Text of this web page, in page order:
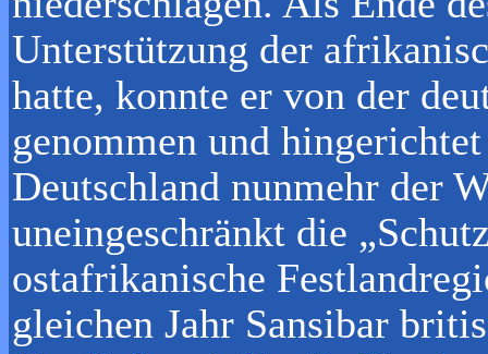
Unterstützung der
hatte, konnte er von der
genommen und
Deutschland nunmehr der
uneingeschränkt die
ostafrikanische
gleichen Jahr Sansibar